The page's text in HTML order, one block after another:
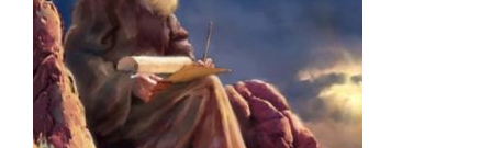
AJOUTER AU PANIER DÉTAILS